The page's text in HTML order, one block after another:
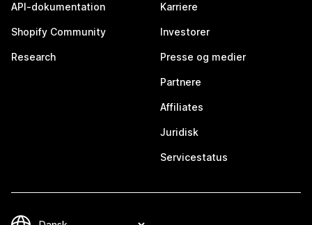
API-dokumentation
Shopify Community
Research
Karriere
Investorer
Presse og medier
Partnere
Affiliates
Juridisk
Servicestatus